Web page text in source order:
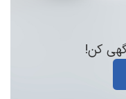
کن!